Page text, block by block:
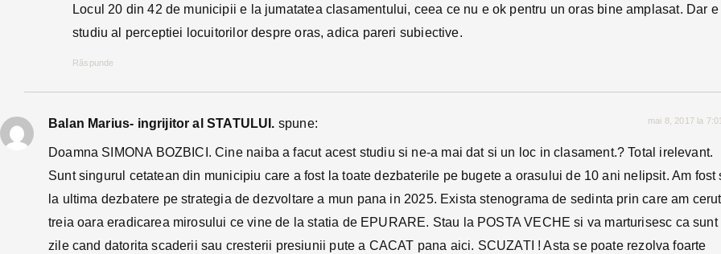
Locul 20 din 42 de municipii e la jumatatea clasamentului, ceea ce nu e ok pentru un oras bine amplasat. Dar e
studiu al perceptiei locuitorilor despre oras, adica pareri subiective.
Răspunde
Balan Marius- ingrijitor al STATULUI. spune: mai 8, 2017 la
Doamna SIMONA BOZBICI. Cine naiba a facut acest studiu si ne-a mai dat si un loc in clasament.? Total irelevant.
Sunt singurul cetatean din municipiu care a fost la toate dezbaterile pe bugete a orasului de 10 ani nelipsit. Am fost
la ultima dezbatere pe strategia de dezvoltare a mun pana in 2025. Exista stenograma de sedinta prin care am
treia oara eradicarea mirosului ce vine de la statia de EPURARE. Stau la POSTA VECHE si va marturisesc ca sunt
zile cand datorita scaderii sau cresterii presiunii pute a CACAT pana aici. SCUZATI ! Asta se poate rezolva foarte